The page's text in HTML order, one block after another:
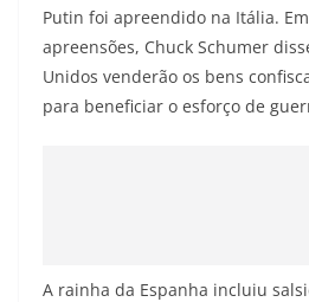
Putin foi apreendido na Itália.
apreensões, Chuck Schumer
Unidos venderão os bens
para beneficiar o esforço de
A rainha da Espanha incluiu